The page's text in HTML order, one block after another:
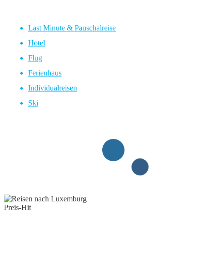
Last Minute & Pauschalreise
Hotel
Flug
Ferienhaus
Individualreisen
Ski
Preis-Hit